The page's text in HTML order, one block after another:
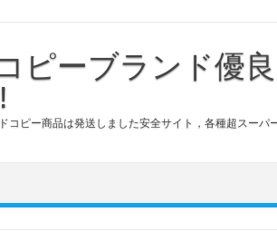
ピーブランド優
ピー商品は発送しました安全サイト，各種超スーパ